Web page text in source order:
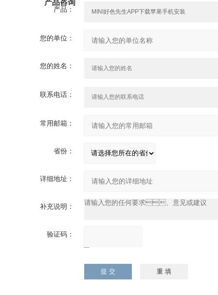
产品咨询
产品：
您的单位：
您的姓名：
联系电话：
常用邮箱：
省份：
详细地址：
补充说明：
验证码：
请输入计算结果